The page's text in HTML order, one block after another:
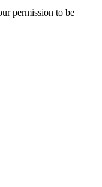
permission to be